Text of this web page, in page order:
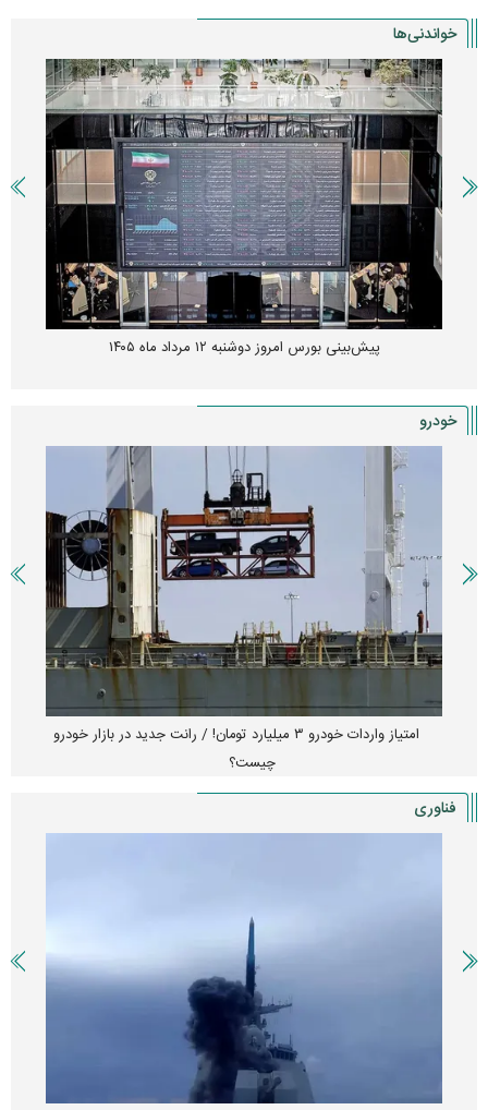
خواندنی‌ها
پیش‌بینی بورس امروز دوشنبه ۱۲ مرداد ماه ۱۴۰۵
خودرو
امتیاز واردات خودرو ۳ میلیارد تومان! / رانت جدید در بازار خودرو
چیست؟
فناوری